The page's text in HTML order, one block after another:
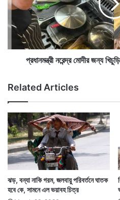
পাকিস্তানের মসনদ দখলের
একজন ইমরানেরই দল
শরিফের ভাই শাহবাজ শরিফ।
লে
ম
লা
ন্ত্রী
রে
মো
ন্য
খি
চু
ড়ি
রাঁ
ধ
লে
ন
অ
ন্য
দে
প্রধানমন্ত্রী নরেন্দ্র মোদীর জন্য
Related Articles
ঝড়, বন্যা নাকি গরম, জলবায়ু পরিবর্তনে ঘাতক
হবে কে, সামনে এল ভয়াবহ চিত্র